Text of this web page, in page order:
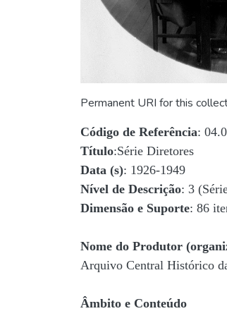
Permanent URI for this
Código de Referência:
Título:Série Diretores
Data (s): 1926-1949
Nível de Descrição: 3
Dimensão e Suporte: 86
Nome do Produtor
Arquivo Central Histórico
Âmbito e Conteúdo